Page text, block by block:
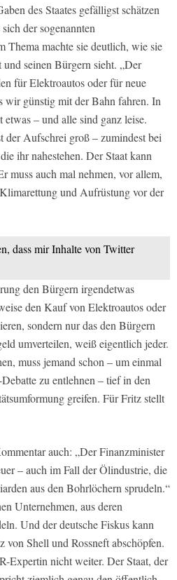
des Staates gefälligst schätzen
der sogenannten
Thema machte sie deutlich, wie sie
seinen Bürgern sieht. „Der
für Elektroautos oder für neue
wir günstig mit der Bahn fahren. In
– und alle sind ganz leise.
der Aufschrei groß – zumindest bei
ihr nahestehen. Der Staat kann
muss auch mal nehmen, vor allem,
und Aufrüstung vor der
dass mir Inhalte von Twitter
den Bürgern irgendetwas
den Kauf von Elektroautos oder
sondern nur das den Bürgern
umverteilen, weiß eigentlich jeder.
muss jemand schon – um einmal
zu entlehnen – tief in den
greifen. Für Fritz stellt
auch: „Der Finanzminister
– auch im Fall der Ölindustrie, die
aus den Bohrlöchern sprudeln.“
Unternehmen, aus deren
Und der deutsche Fiskus kann
von Shell und Rossneft abschöpfen.
Expertin nicht weiter. Der Staat, der